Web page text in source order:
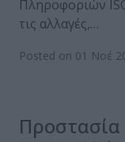
Πληροφοριών
τις αλλαγές,…
Posted on 01 Νοέ